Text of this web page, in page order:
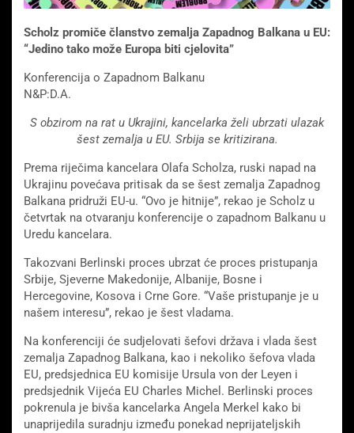
Scholz promiče članstvo zemalja Zapadnog Balkana u EU:
“Jedino tako može Europa biti cjelovita”
Konferencija o Zapadnom Balkanu
N&P:D.A.
S obzirom na rat u Ukrajini, kancelarka želi ubrzati ulazak
šest zemalja u EU. Srbija se kritizirana.
Prema riječima kancelara Olafa Scholza, ruski napad na
Ukrajinu povećava pritisak da se šest zemalja Zapadnog
Balkana pridruži EU-u. “Ovo je hitnije”, rekao je Scholz u
četvrtak na otvaranju konferencije o zapadnom Balkanu u
Uredu kancelara.
Takozvani Berlinski proces ubrzat će proces pristupanja
Srbije, Sjeverne Makedonije, Albanije, Bosne i
Hercegovine, Kosova i Crne Gore. “Vaše pristupanje je u
našem interesu”, rekao je šest vladama.
Na konferenciji će sudjelovati šefovi država i vlada šest
zemalja Zapadnog Balkana, kao i nekoliko šefova vlada
EU, predsjednica EU komisije Ursula von der Leyen i
predsjednik Vijeća EU Charles Michel. Berlinski proces
pokrenula je bivša kancelarka Angela Merkel kako bi
unaprijedila suradnju između ponekad neprijateljskih